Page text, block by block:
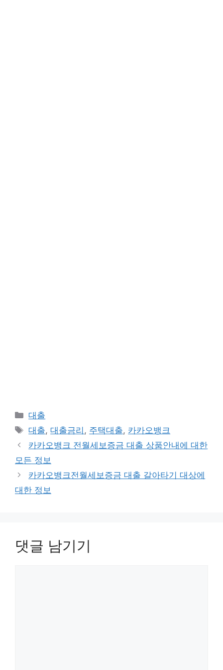
카
테
리
대출
태
그
대출,대출금리 , 주택대출, 카카오뱅크
카카오뱅크 전월세보증금 대출 상품안내에 대한
모든 정보
카카오뱅크전월세보증금 대출 갈아타기 대상에
대한 정보
댓글 남기기